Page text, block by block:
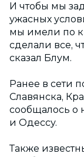
И чтобы мы
ужасных
мы имели по
сделали все,
сказал Блум.
Ранее в сети
Славянска,
сообщалось о
и Одессу.
Также